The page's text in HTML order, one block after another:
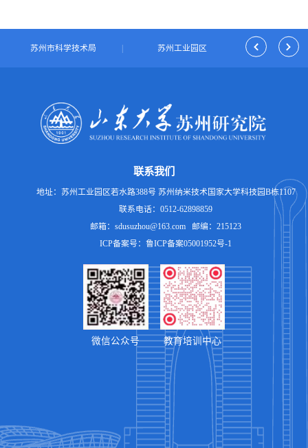
苏州市科学技术局 苏州工业园区 独墅湖科
联系我们
地址：苏州工业园区若水路388号 苏州纳米技术国家大学科技园B栋1107
联系电话：0512-62898859
邮箱：sdusuzhou@163.com 邮编：215123
ICP备案号：鲁ICP备案05001952号-1
微信公众号 教育培训中心